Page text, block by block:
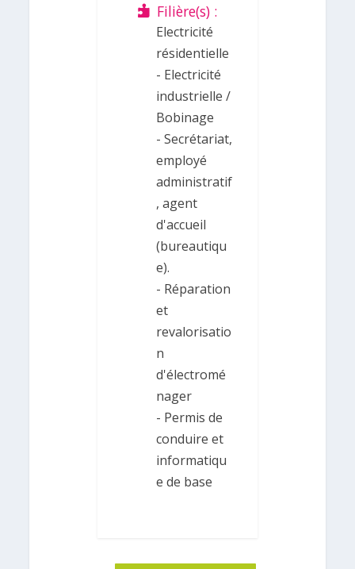
Filière(s) :
Electricité
résidentielle
- Electricité
industrielle /
Bobinage
- Secrétariat,
employé
administratif
, agent
d'accueil
(bureautiqu
e).
- Réparation
et
revalorisatio
n
d'électromé
nager
- Permis de
conduire et
informatiqu
e de base